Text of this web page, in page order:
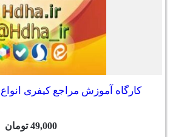
کارگاه آموزش مراجع کیفری
49,000 تومان